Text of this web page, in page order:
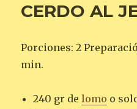
CERDO AL
Porciones: 2
min.
240 gr delomo o